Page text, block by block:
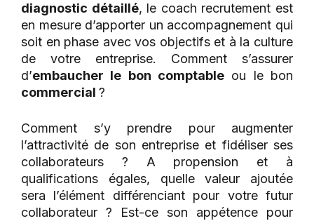
diagnostic détaillé, le coach recrutement est
en mesure d’apporter un accompagnement qui
soit en phase avec vos objectifs et à la culture
de votre entreprise. Comment s’assurer
d’embaucher le bon comptable ou le bon
commercial ?
Comment s’y prendre pour augmenter
l’attractivité de son entreprise et fidéliser ses
collaborateurs ? A propension et à
qualifications égales, quelle valeur ajoutée
sera l’élément différenciant pour votre futur
collaborateur ? Est-ce son appétence pour